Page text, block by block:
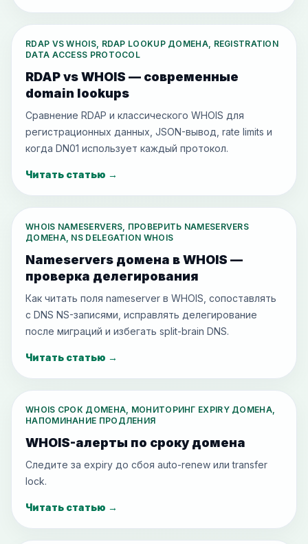
RDAP VS WHOIS, RDAP LOOKUP ДОМЕНА, REGISTRATION
DATA ACCESS PROTOCOL
RDAP vs WHOIS — современные
domain lookups
Сравнение RDAP и классического WHOIS для
регистрационных данных, JSON-вывод, rate limits и
когда DN01 использует каждый протокол.
Читать статью →
WHOIS NAMESERVERS, ПРОВЕРИТЬ NAMESERVERS
ДОМЕНА, NS DELEGATION WHOIS
Nameservers домена в WHOIS —
проверка делегирования
Как читать поля nameserver в WHOIS, сопоставлять
с DNS NS-записями, исправлять делегирование
после миграций и избегать split-brain DNS.
Читать статью →
WHOIS СРОК ДОМЕНА, МОНИТОРИНГ EXPIRY ДОМЕНА,
НАПОМИНАНИЕ ПРОДЛЕНИЯ
WHOIS-алерты по сроку домена
Следите за expiry до сбоя auto-renew или transfer
lock.
Читать статью →